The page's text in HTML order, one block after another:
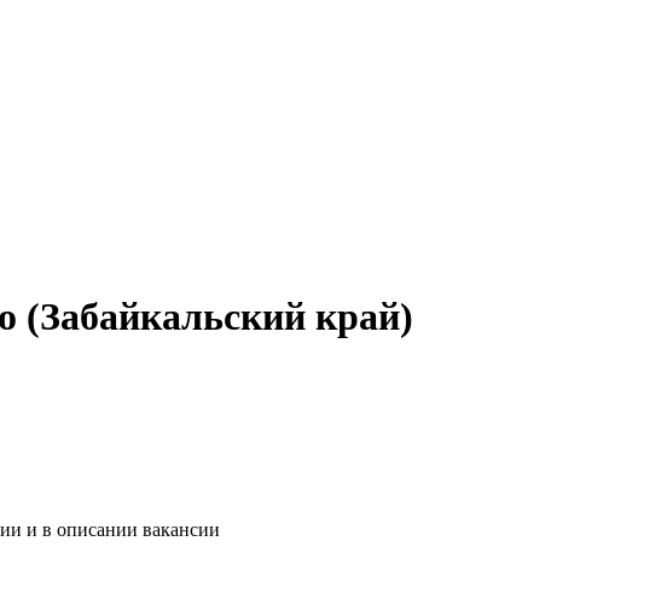
(Забайкальский край)
и в описании вакансии